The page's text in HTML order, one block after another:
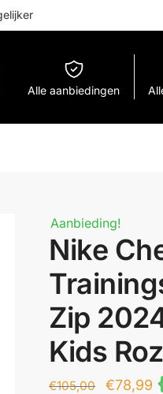
Alle aanbiedingen
Aanbieding!
Nike
Zip
Kids
€105,00 €78,99